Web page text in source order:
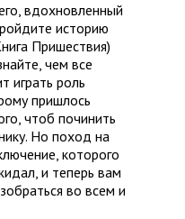
вдохновленный
историю
Пришествия)
чем все
играть роль
пришлось
чтоб починить
Но поход на
которого
и теперь вам
во всем и